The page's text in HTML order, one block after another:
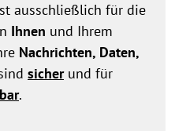
ausschließlich für die
Ihnen und Ihrem
Nachrichten, Daten,
sicherund für
.